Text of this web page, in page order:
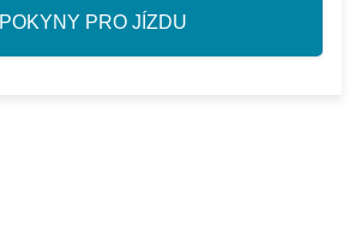
POKYNY PRO JÍZDU